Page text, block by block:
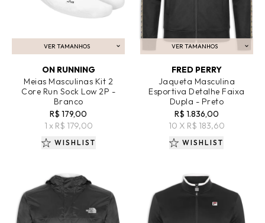
VER TAMANHOS
ADICIONAR AO CARRINHO
ON RUNNING
Meias Masculinas Kit 2
Core Run Sock Low 2P -
Branco
R$ 179,00
1 x R$ 179,00
WISHLIST
VER TAMANHOS
ADICIONAR AO CARRINHO
FRED PERRY
Jaqueta Masculina
Esportiva Detalhe Faixa
Dupla - Preto
R$ 1.836,00
10 X R$ 183,60
WISHLIST